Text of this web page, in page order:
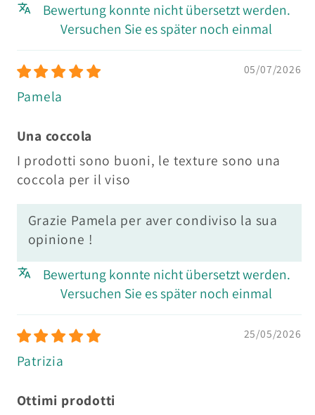
Bewertung konnte nicht übersetzt werden.
Versuchen Sie es später noch einmal
05/07/2026
Pamela
Una coccola
I prodotti sono buoni, le texture sono una
coccola per il viso
Grazie Pamela per aver condiviso la sua
opinione !
Bewertung konnte nicht übersetzt werden.
Versuchen Sie es später noch einmal
25/05/2026
Patrizia
Ottimi prodotti